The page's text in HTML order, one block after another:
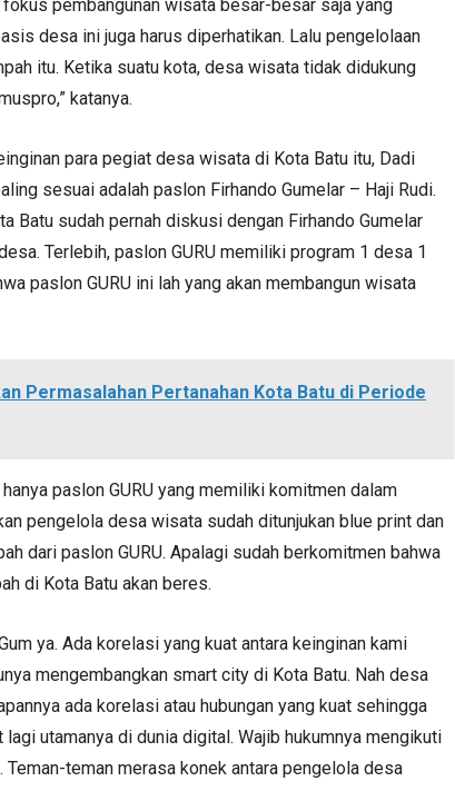
pembangunan wisata besar-besar saja yang
desa ini juga harus diperhatikan. Lalu pengelolaan
itu. Ketika suatu kota, desa wisata tidak didukung
katanya.
para pegiat desa wisata di Kota Batu itu, Dadi
sesuai adalah paslon Firhando Gumelar – Haji Rudi.
Batu sudah pernah diskusi dengan Firhando Gumelar
Terlebih, paslon GURU memiliki program 1 desa 1
paslon GURU ini lah yang akan membangun wisata
Permasalahan Pertanahan Kota Batu di Periode
paslon GURU yang memiliki komitmen dalam
pengelola desa wisata sudah ditunjukan blue print dan
dari paslon GURU. Apalagi sudah berkomitmen bahwa
di Kota Batu akan beres.
ya. Ada korelasi yang kuat antara keinginan kami
mengembangkan smart city di Kota Batu. Nah desa
ada korelasi atau hubungan yang kuat sehingga
utamanya di dunia digital. Wajib hukumnya mengikuti
teman merasa konek antara pengelola desa